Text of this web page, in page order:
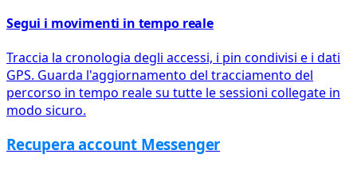
Segui i movimenti in tempo reale
Traccia la cronologia degli accessi, i pin condivisi e i dati
GPS. Guarda l'aggiornamento del tracciamento del
percorso in tempo reale su tutte le sessioni collegate in
modo sicuro.
Recupera account Messenger